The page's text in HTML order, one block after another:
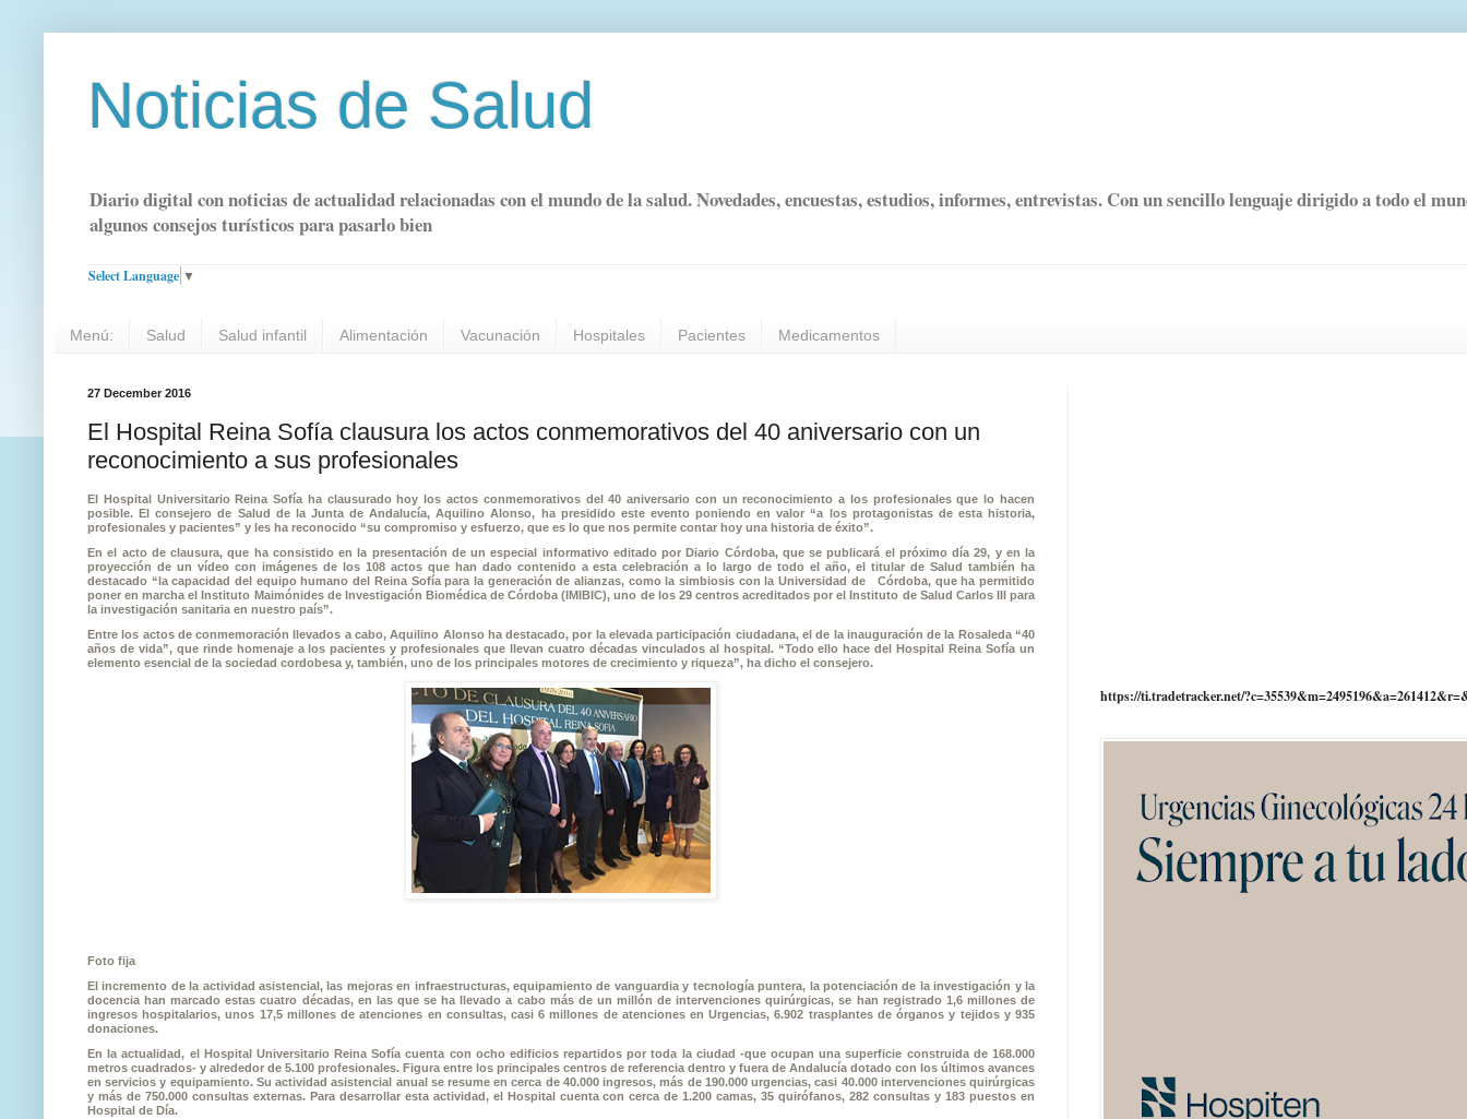
Noticias de Salud
Diario digital con noticias de actualidad relacionadas con el mundo de la salud. Novedades, encuestas, estudios, informes, entrevistas. Con un sencillo lenguaje dirigido a todo el
algunos consejos turísticos para pasarlo bien
Select Language ▼
Menú: Salud Salud infantil Alimentación Vacunación Hospitales Pacientes Medicamentos
27 December 2016
El Hospital Reina Sofía clausura los actos conmemorativos del 40 aniversario con un
reconocimiento a sus profesionales
El Hospital Universitario Reina Sofía ha clausurado hoy los actos conmemorativos del 40 aniversario con un reconocimiento a los profesionales que lo hacen
posible. El consejero de Salud de la Junta de Andalucía, Aquilino Alonso, ha presidido este evento poniendo en valor “a los protagonistas de esta historia,
profesionales y pacientes” y les ha reconocido “su compromiso y esfuerzo, que es lo que nos permite contar hoy una historia de éxito”.
En el acto de clausura, que ha consistido en la presentación de un especial informativo editado por Diario Córdoba, que se publicará el próximo día 29, y en la
proyección de un vídeo con imágenes de los 108 actos que han dado contenido a esta celebración a lo largo de todo el año, el titular de Salud también ha
destacado “la capacidad del equipo humano del Reina Sofía para la generación de alianzas, como la simbiosis con la Universidad de Córdoba, que ha permitido
poner en marcha el Instituto Maimónides de Investigación Biomédica de Córdoba (IMIBIC), uno de los 29 centros acreditados por el Instituto de Salud Carlos III para
la investigación sanitaria en nuestro país”.
Entre los actos de conmemoración llevados a cabo, Aquilino Alonso ha destacado, por la elevada participación ciudadana, el de la inauguración de la Rosaleda “40
años de vida”, que rinde homenaje a los pacientes y profesionales que llevan cuatro décadas vinculados al hospital. “Todo ello hace del Hospital Reina Sofía un
elemento esencial de la sociedad cordobesa y, también, uno de los principales motores de crecimiento y riqueza”, ha dicho el consejero.
Foto fija
El incremento de la actividad asistencial, las mejoras en infraestructuras, equipamiento de vanguardia y tecnología puntera, la potenciación de la investigación y la
docencia han marcado estas cuatro décadas, en las que se ha llevado a cabo más de un millón de intervenciones quirúrgicas, se han registrado 1,6 millones de
ingresos hospitalarios, unos 17,5 millones de atenciones en consultas, casi 6 millones de atenciones en Urgencias, 6.902 trasplantes de órganos y tejidos y 935
donaciones.
En la actualidad, el Hospital Universitario Reina Sofía cuenta con ocho edificios repartidos por toda la ciudad -que ocupan una superficie construida de 168.000
metros cuadrados- y alrededor de 5.100 profesionales. Figura entre los principales centros de referencia dentro y fuera de Andalucía dotado con los últimos avances
en servicios y equipamiento. Su actividad asistencial anual se resume en cerca de 40.000 ingresos, más de 190.000 urgencias, casi 40.000 intervenciones quirúrgicas
y más de 750.000 consultas externas. Para desarrollar esta actividad, el Hospital cuenta con cerca de 1.200 camas, 35 quirófanos, 282 consultas y 183 puestos en
Hospital de Día.
https://ti.tradetracker.net/